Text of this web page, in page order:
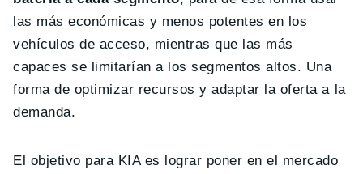
las más económicas y menos potentes en los
vehículos de acceso, mientras que las más
capaces se limitarían a los segmentos altos. Una
forma de optimizar recursos y adaptar la oferta a la
demanda.
El objetivo para KIA es lograr poner en el mercado